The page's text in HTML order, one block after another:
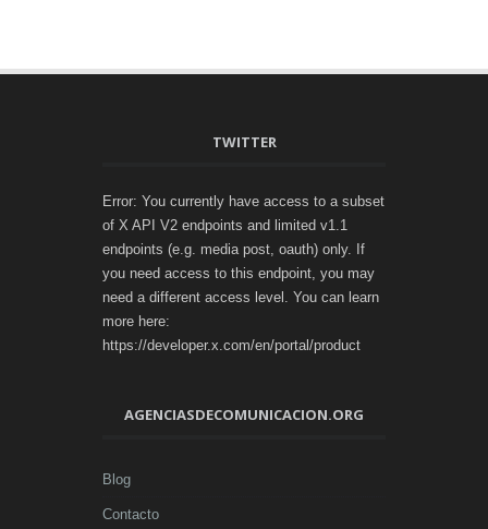
TWITTER
Error: You currently have access to a subset
of X API V2 endpoints and limited v1.1
endpoints (e.g. media post, oauth) only. If
you need access to this endpoint, you may
need a different access level. You can learn
more here:
https://developer.x.com/en/portal/product
AGENCIASDECOMUNICACION.ORG
Blog
Contacto